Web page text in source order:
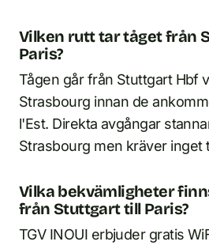
Vilken rutt tar tåget från
Paris?
Tågen går från Stuttgart Hbf
Strasbourg innan de
l'Est. Direkta avgångar
Strasbourg men kräver inget
Vilka bekvämligheter
från Stuttgart till Paris?
TGV INOUI erbjuder gratis